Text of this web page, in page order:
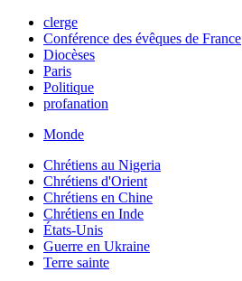
clerge
Conférence des évêques de France
Diocèses
Paris
Politique
profanation
Monde
Chrétiens au Nigeria
Chrétiens d'Orient
Chrétiens en Chine
Chrétiens en Inde
États-Unis
Guerre en Ukraine
Terre sainte